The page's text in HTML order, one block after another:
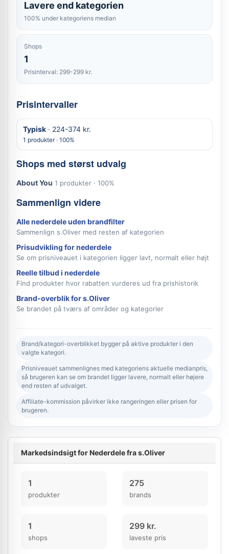
Lavere end kategorien
100% under kategoriens median
Shops
1
Prisinterval: 299-299 kr.
Prisintervaller
Typisk · 224-374 kr.
1 produkter · 100%
Shops med størst udvalg
About You 1 produkter · 100%
Sammenlign videre
Alle nederdele uden brandfilter
Sammenlign s.Oliver med resten af kategorien
Prisudvikling for nederdele
Se om prisniveauet i kategorien ligger lavt, normalt eller højt
Reelle tilbud i nederdele
Find produkter hvor rabatten vurderes ud fra prishistorik
Brand-overblik for s.Oliver
Se brandet på tværs af områder og kategorier
Brand/kategori-overblikket bygger på aktive produkter i den
valgte kategori.
Prisniveauet sammenlignes med kategoriens aktuelle medianpris,
så brugeren kan se om brandet ligger lavere, normalt eller højere
end resten af udvalget.
Affiliate-kommission påvirker ikke rangeringen eller prisen for
brugeren.
Markedsindsigt for Nederdele fra s.Oliver
1
produkter
275
brands
1
shops
299 kr.
laveste pris